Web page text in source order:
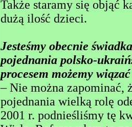
Także staramy się objąć
dużą ilość dzieci.
Jesteśmy obecnie
pojednania polsko-
procesem możemy wiązać
– Nie można zapominać,
pojednania wielką rolę
2001 r. podnieśliśmy tę